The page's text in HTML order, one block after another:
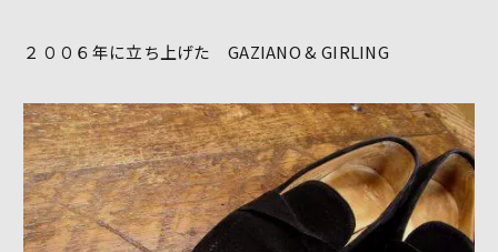
２００６年に立ち上げた GAZIANO & GIRLING